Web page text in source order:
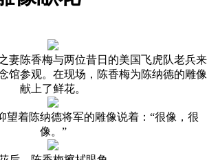
妻陈香梅与两位昔日的美国飞虎队老兵来
馆参观。在现场，陈香梅为陈纳德的雕像
献上了鲜花。
望着陈纳德将军的雕像说着：“很像，很
像。”